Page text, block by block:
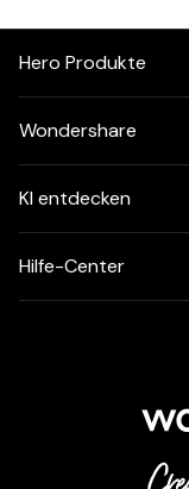
Hero Produkte
Wondershare
KI entdecken
Hilfe-Center